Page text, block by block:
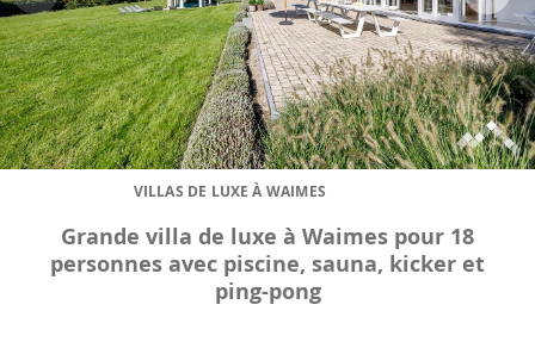
VILLAS DE LUXE À WAIMES
Grande villa de luxe à Waimes pour 18
personnes avec piscine, sauna, kicker et
ping-pong